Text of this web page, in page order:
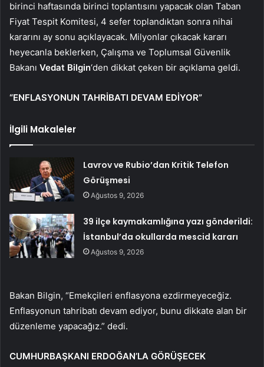
birinci haftasında birinci toplantısını yapacak olan Taban
Fiyat Tespit Komitesi, 4 sefer toplandıktan sonra nihai
kararını ay sonu açıklayacak. Milyonlar çıkacak kararı
heyecanla beklerken, Çalışma ve Toplumsal Güvenlik
Bakanı Vedat Bilgin‘den dikkat çeken bir açıklama geldi.
“ENFLASYONUN TAHRİBATI DEVAM EDİYOR”
İlgili Makaleler
Lavrov ve Rubio’dan Kritik Telefon
Görüşmesi
Ağustos 9, 2026
39 ilçe kaymakamlığına yazı gönderildi:
İstanbul’da okullarda mescid kararı
Ağustos 9, 2026
Bakan Bilgin, “Emekçileri enflasyona ezdirmeyeceğiz.
Enflasyonun tahribatı devam ediyor, bunu dikkate alan bir
düzenleme yapacağız.” dedi.
CUMHURBAŞKANI ERDOĞAN’LA GÖRÜŞECEK